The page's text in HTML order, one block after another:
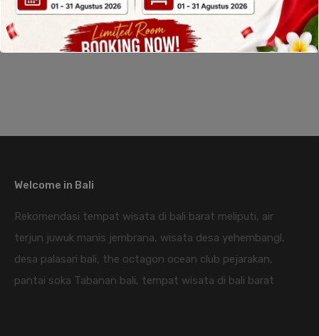
Welcome in Bali
Rekomendasi tempat wisata di bali barat meliputi, air
terjun juwuk manis jembrana, wisata desa yehembangl,
desa palasari bali, the octagon ocean club pejarakan,
pantai soka Tabanan bali, tempat wisata di bali barat